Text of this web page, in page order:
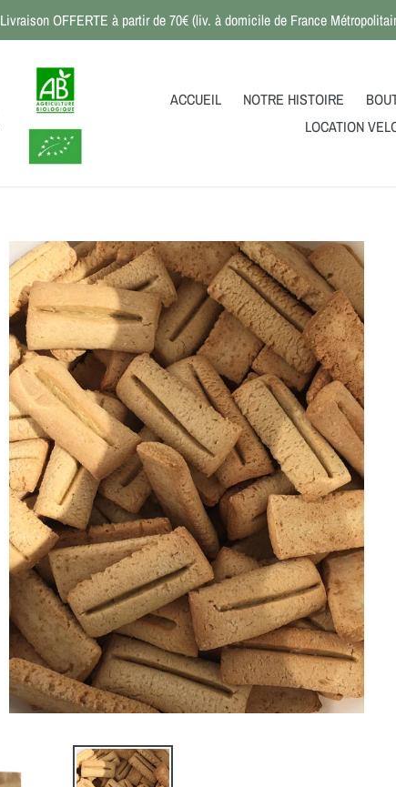
Livraison OFFERTE à partir de 70€ (liv. à domicile de France
ACCUEIL NOTRE HISTOIRE
LOCATION